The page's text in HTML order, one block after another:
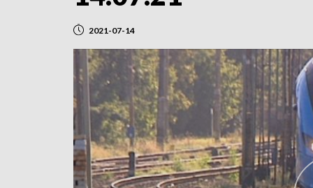
2021-07-14